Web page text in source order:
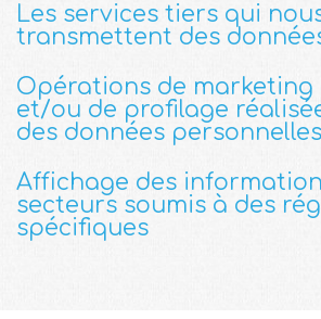
Les services tiers qui
transmettent des
Opérations de
et/ou de profilage
des données personnelles
Affichage des
secteurs soumis à des
spécifiques